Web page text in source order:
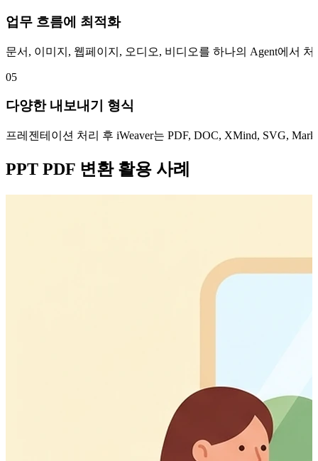
업무 흐름에 최적화
문서, 이미지, 웹페이지, 오디오, 비디오를 하나의 Agent에서
05
다양한 내보내기 형식
프레젠테이션 처리 후 iWeaver는 PDF, DOC, XMind, SVG,
PPT PDF 변환 활용 사례